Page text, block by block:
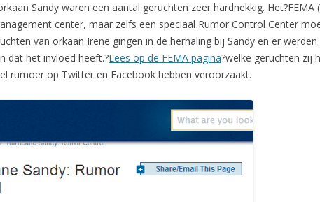
Sandy waren een aantal geruchten zeer hardnekkig.
center, maar zelfs een speciaal Rumor Control Center
van orkaan Irene gingen in de herhaling bij Sandy en er
dat het invloed heeft.?Lees op de FEMA pagina?welke geruchten zij
rumoer op Twitter en Facebook hebben veroorzaakt.